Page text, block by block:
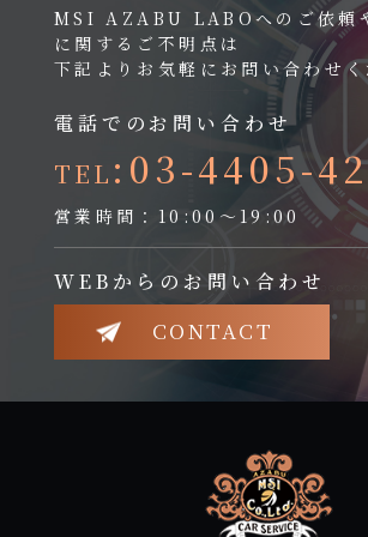
MSI AZABU LABOへのご依頼
に関するご不明点は
下記よりお気軽にお問い合わせ
電話でのお問い合わせ
TEL :03-4405-
営業時間：10:00～19:00
WEBからのお問い合わせ
CONTACT